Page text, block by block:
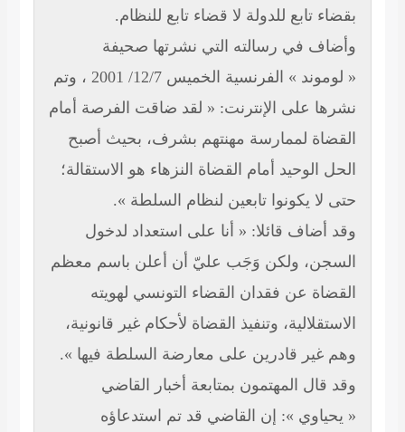
للدولة لا قضاء تابع للنظام.
رسالته التي نشرتها صحيفة
« لوموند » الفرنسية الخميس 12/7/ 2001 ، وتم
الإنترنت: « لقد ضاقت الفرصة أمام
لممارسة مهنتهم بشرف، بحيث أصبح
أمام القضاة النزهاء هو الاستقالة؛
تابعين لنظام السلطة ».
قائلا: « أنا على استعداد لدخول
ولكن وَجَب عليّ أن أعلن باسم معظم
عن فقدان القضاء التونسي لهويته
وتنفيذ القضاة لأحكام غير قانونية،
قادرين على معارضة السلطة فيها ».
المهتمون بمتابعة أخبار القاضي
»: إن القاضي قد تم استدعاؤه